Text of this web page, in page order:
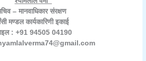
– मानवाधिकार संरक्षण
मण्डल कार्यकारिणी इकाई
: +91 94505 04190